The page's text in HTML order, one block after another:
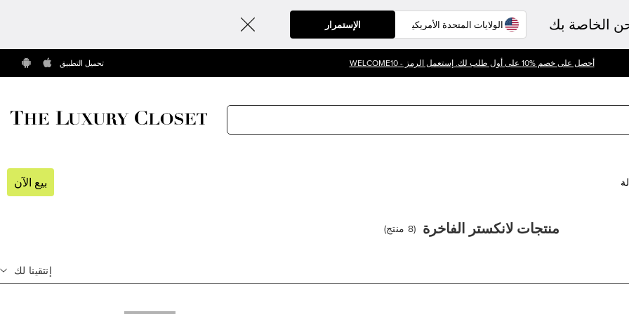
الخاصة بك الإستمرار
أحصل على خصم %10 على أول طلب لك. إستعمل الرمز - WELCOME10 تحميل التطبيق
بيع الآن
منتجات لانكستر الفاخرة (
8 منتج)
إنتقينا لك